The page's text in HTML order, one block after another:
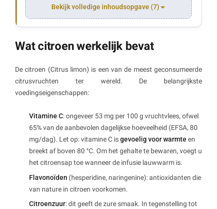
Bekijk volledige inhoudsopgave (7)
Wat citroen werkelijk bevat
De citroen (Citrus limon) is een van de meest geconsumeerde
citrusvruchten ter wereld. De belangrijkste
voedingseigenschappen:
Vitamine C: ongeveer 53 mg per 100 g vruchtvlees, ofwel
65% van de aanbevolen dagelijkse hoeveelheid (EFSA, 80
mg/dag). Let op: vitamine C isgevoelig voor warmte en
breekt af boven 80 °C. Om het gehalte te bewaren, voegt u
het citroensap toe wanneer de infusie lauwwarm is.
Flavonoïden (hesperidine, naringenine): antioxidanten die
van nature in citroen voorkomen.
Citroenzuur: dit geeft de zure smaak. In tegenstelling tot